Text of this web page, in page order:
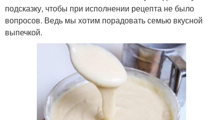
подсказку, чтобы при исполнении рецепта не было
вопросов. Ведь мы хотим порадовать семью вкусной
выпечкой.